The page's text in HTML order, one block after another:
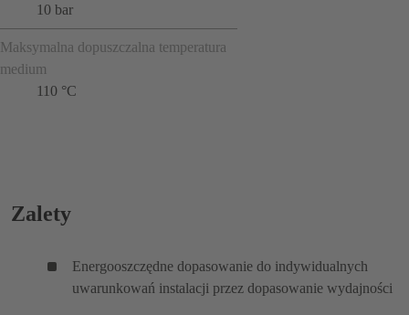
10 bar
Maksymalna dopuszczalna temperatura
medium
110 °C
Zalety
Energooszczędne dopasowanie do indywidualnych
uwarunkowań instalacji przez dopasowanie wydajności